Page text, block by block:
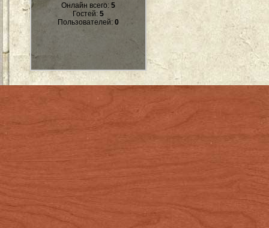
Онлайн всего: 5
Гостей: 5
Пользователей: 0